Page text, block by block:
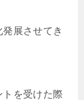
展させてき
を受けた際